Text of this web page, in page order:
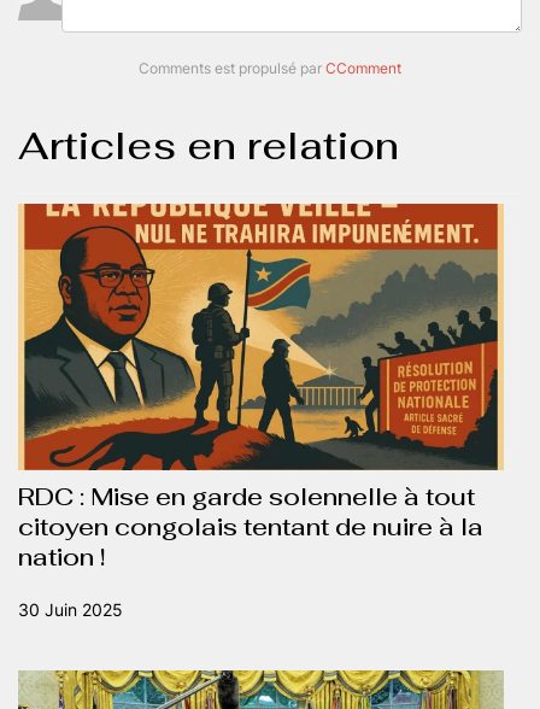
Comments est propulsé par CComment
Articles en relation
RDC : Mise en garde solennelle à tout
citoyen congolais tentant de nuire à la
nation !
30 Juin 2025